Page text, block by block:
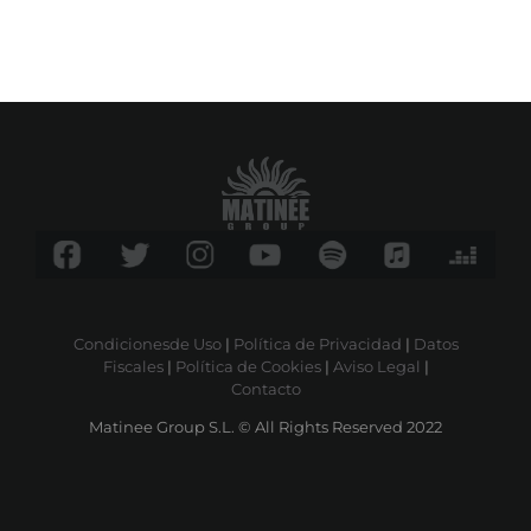
Condicionesde Uso| Política de Privacidad | Datos
Fiscales| Política de Cookies| Aviso Legal |
Contacto
Matinee Group S.L. © All Rights Reserved 2022